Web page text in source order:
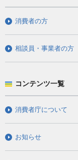
消費者の方
相談員・事業者の方
コンテンツ一覧
消費者庁について
お知らせ